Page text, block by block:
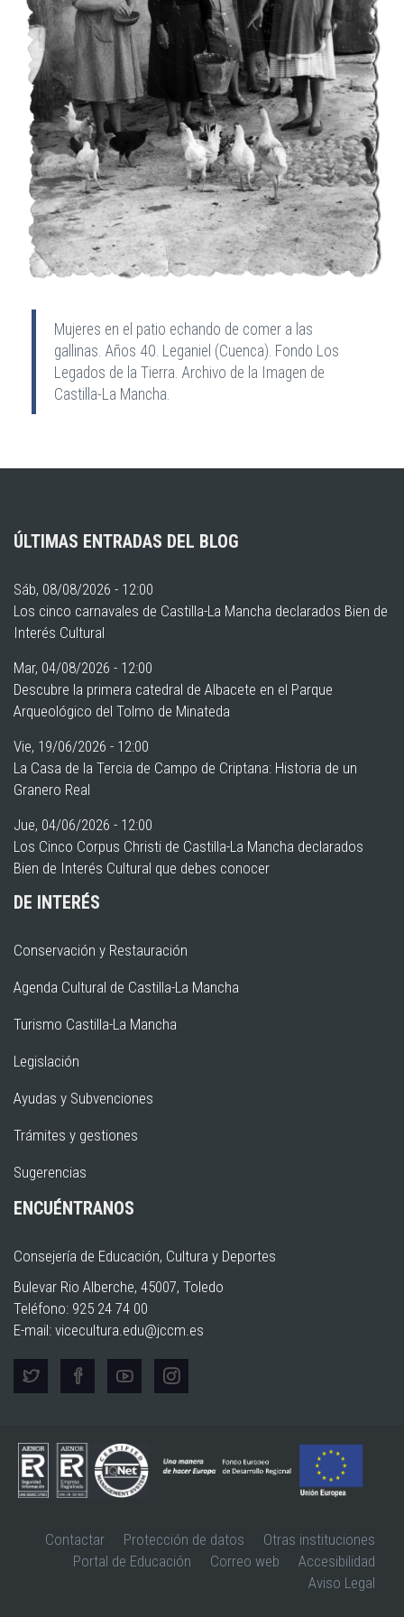
Mujeres en el patio echando de comer a las
gallinas. Años 40. Leganiel (Cuenca). Fondo Los
Legados de la Tierra. Archivo de la Imagen de
Castilla-La Mancha.
ÚLTIMAS ENTRADAS DEL BLOG
Sáb, 08/08/2026 - 12:00
Los cinco carnavales de Castilla-La Mancha declarados Bien de
Interés Cultural
Mar, 04/08/2026 - 12:00
Descubre la primera catedral de Albacete en el Parque
Arqueológico del Tolmo de Minateda
Vie, 19/06/2026 - 12:00
La Casa de la Tercia de Campo de Criptana: Historia de un
Granero Real
Jue, 04/06/2026 - 12:00
Los Cinco Corpus Christi de Castilla-La Mancha declarados
Bien de Interés Cultural que debes conocer
DE INTERÉS
Conservación y Restauración
Agenda Cultural de Castilla-La Mancha
Turismo Castilla-La Mancha
Legislación
Ayudas y Subvenciones
Trámites y gestiones
Sugerencias
ENCUÉNTRANOS
Consejería de Educación, Cultura y Deportes
Bulevar Rio Alberche, 45007, Toledo
Teléfono: 925 24 74 00
E-mail: vicecultura.edu@jccm.es
Contactar Protección de datos
Otras instituciones
Portal de Educación
Correo web
Accesibilidad
Aviso Legal